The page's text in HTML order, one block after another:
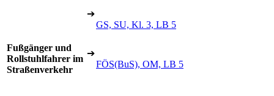
➔
GS, SU, Kl. 3, LB 5
Fußgänger und
Rollstuhlfahrer im
Straßenverkehr
➔
FÖS(BuS), OM, LB 5